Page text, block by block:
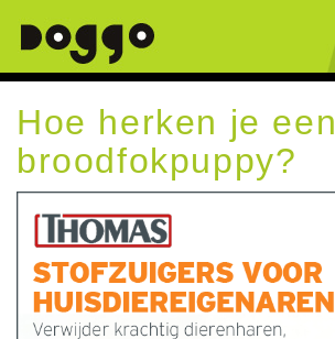
Hoe herken je een
broodfokpuppy?